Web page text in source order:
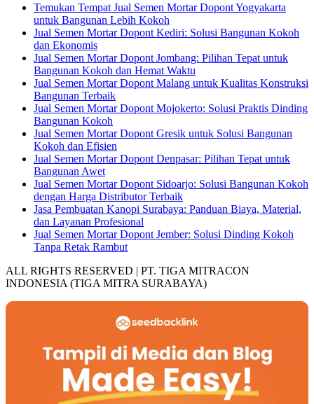
Temukan Tempat Jual Semen Mortar Dopont Yogyakarta
untuk Bangunan Lebih Kokoh
Jual Semen Mortar Dopont Kediri: Solusi Bangunan Kokoh
dan Ekonomis
Jual Semen Mortar Dopont Jombang: Pilihan Tepat untuk
Bangunan Kokoh dan Hemat Waktu
Jual Semen Mortar Dopont Malang untuk Kualitas Konstruksi
Bangunan Terbaik
Jual Semen Mortar Dopont Mojokerto: Solusi Praktis Dinding
Bangunan Kokoh
Jual Semen Mortar Dopont Gresik untuk Solusi Bangunan
Kokoh dan Efisien
Jual Semen Mortar Dopont Denpasar: Pilihan Tepat untuk
Bangunan Awet
Jual Semen Mortar Dopont Sidoarjo: Solusi Bangunan Kokoh
dengan Harga Distributor Terbaik
Jasa Pembuatan Kanopi Surabaya: Panduan Biaya, Material,
dan Layanan Profesional
Jual Semen Mortar Dopont Jember: Solusi Dinding Kokoh
Tanpa Retak Rambut
ALL RIGHTS RESERVED | PT. TIGA MITRACON
INDONESIA (TIGA MITRA SURABAYA)